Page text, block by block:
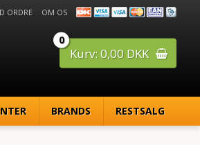
0
Kurv: 0,00 DKK
ORDRE OM OS
BRANDS RESTSALG